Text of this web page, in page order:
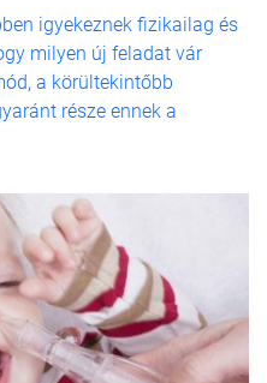
igyekeznek fizikailag és
milyen új feladat vár
a körültekintőbb
része ennek a